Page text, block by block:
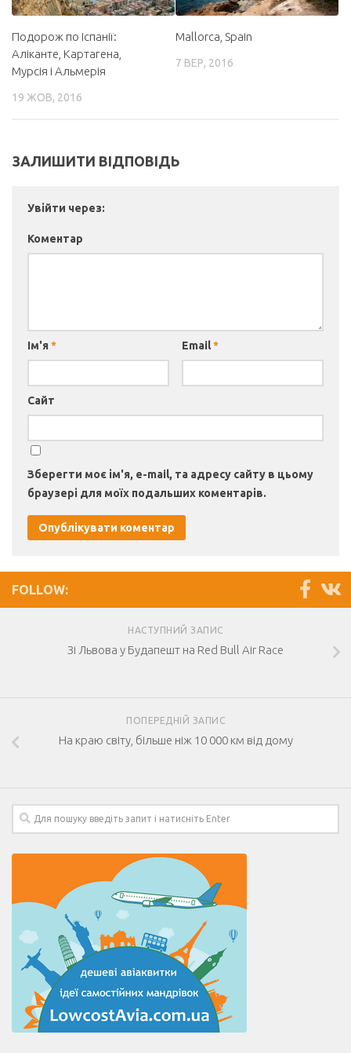
Подорож по Іспанії:
Аліканте, Картагена,
Мурсія і Альмерія
19 ЖОВ, 2016
Mallorca, Spain
7 ВЕР, 2016
ЗАЛИШИТИ ВІДПОВІДЬ
Увійти через:
Коментар
Ім'я * Email*
Сайт
Зберегти моє ім'я, e-mail, та адресу сайту в цьому
браузері для моїх подальших коментарів.
FOLLOW:
НАСТУПНИЙ ЗАПИС
Зі Львова у Будапешт на Red Bull Air Race
ПОПЕРЕДНІЙ ЗАПИС
На краю світу, більше ніж 10 000 км від дому